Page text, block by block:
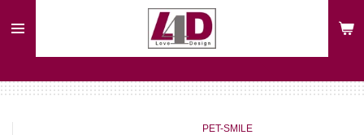
direct
hoofdinhoud
PET-SMILE